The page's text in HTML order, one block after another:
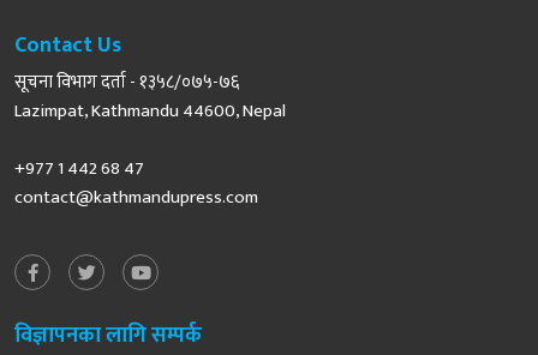
Contact Us
सूचना विभाग दर्ता - १३५८/०७५-७६
Lazimpat, Kathmandu 44600, Nepal
+977 1 442 68 47
contact@kathmandupress.com
विज्ञापनका लागि सम्पर्क